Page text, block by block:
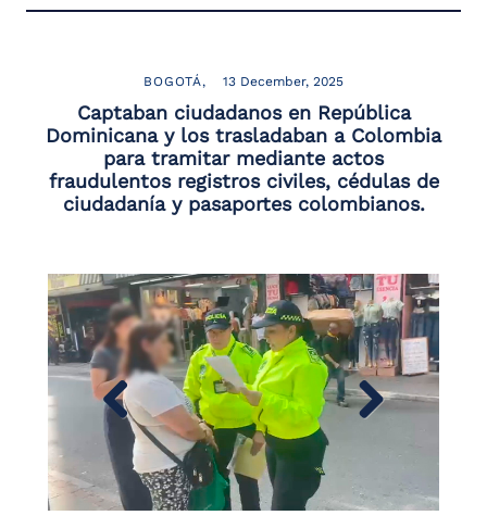
BOGOTÁ 13 December, 2025
Captaban ciudadanos en República
Dominicana y los trasladaban a Colombia
para tramitar mediante actos
fraudulentos registros civiles, cédulas de
ciudadanía y pasaportes colombianos.